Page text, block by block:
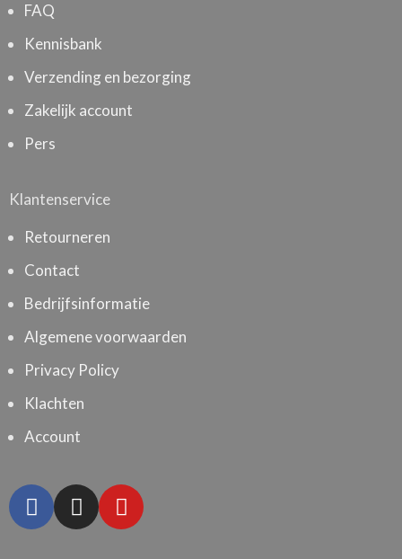
FAQ
Kennisbank
Verzending en bezorging
Zakelijk account
Pers
Klantenservice
Retourneren
Contact
Bedrijfsinformatie
Algemene voorwaarden
Privacy Policy
Klachten
Account